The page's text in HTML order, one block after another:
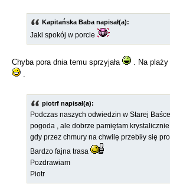
Kapitańska Baba napisał(a):
Jaki spokój w porcie
Chyba pora dnia temu sprzyjała
. Na plaży
.
piotrf napisał(a):
Podczas naszych odwiedzin w Starej
pogoda , ale dobrze pamiętam
gdy przez chmury na chwilę przebiły się
Bardzo fajna trasa
Pozdrawiam
Piotr